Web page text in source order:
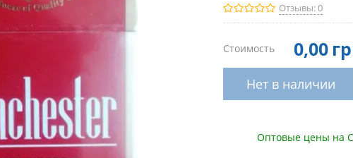
Отзывы: 0
Стоимость 0,00
Нет в наличии
Оптовые цены на